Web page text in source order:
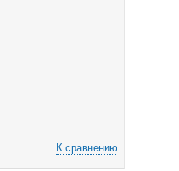
К сравнению